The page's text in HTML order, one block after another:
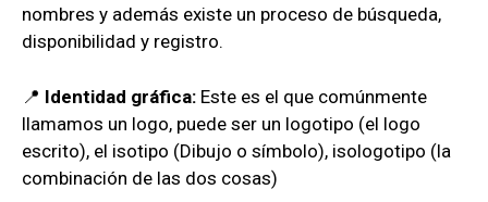
nombres y además existe un proceso de búsqueda,
disponibilidad y registro.
📍 Identidad gráfica: Este es el que comúnmente
llamamos un logo, puede ser un logotipo (el logo
escrito), el isotipo (Dibujo o símbolo), isologotipo (la
combinación de las dos cosas)